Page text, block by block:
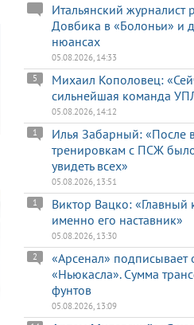
Итальянский журналист
Довбика в «Болоньи» и
нюансах
05.08.2026, 14:33
Михаил Кополовец:
сильнейшая команда
5
05.08.2026, 14:12
Илья Забарный: «После
тренировкам с ПСЖ
увидеть всех»
1
05.08.2026, 13:51
Виктор Вацко:
именно его наставник»
1
05.08.2026, 13:30
«Арсенал» подписывает
«Ньюкасла». Сумма
фунтов
2
05.08.2026, 13:09